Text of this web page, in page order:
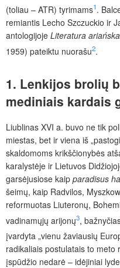
(toliau – ATR) tyrimams1.
remiantis Lecho Szczuckio ir
antologijoje Literatura ariańska
1959) pateiktu nuorašu2.
1. Lenkijos brolių
mediniais kardais
Liublinas XVI a. buvo ne tik
miestas, bet ir viena iš
skaldomoms krikščionybės
karalystėje ir Lietuvos
garsėjusiose kaip paradisus
šeimų, kaip Radvilos,
reformuotas Liuteronų,
vadinamųjų arijonų3,
įvardyta „vienu žaviausių
radikaliais postulatais to
įspūdžio nedarė – idėjiniai